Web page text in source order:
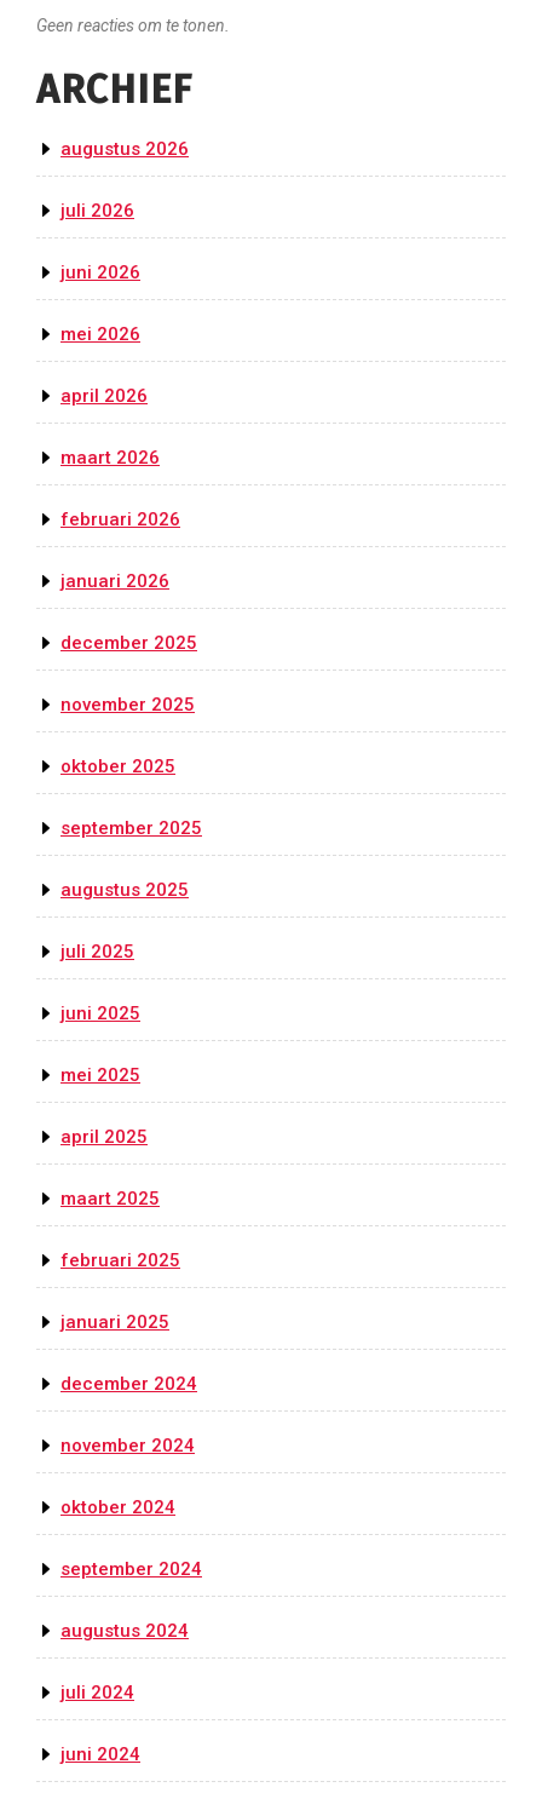
Geen reacties om te tonen.
ARCHIEF
augustus 2026
juli 2026
juni 2026
mei 2026
april 2026
maart 2026
februari 2026
januari 2026
december 2025
november 2025
oktober 2025
september 2025
augustus 2025
juli 2025
juni 2025
mei 2025
april 2025
maart 2025
februari 2025
januari 2025
december 2024
november 2024
oktober 2024
september 2024
augustus 2024
juli 2024
juni 2024